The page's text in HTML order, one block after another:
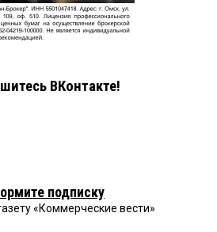
ВКонтакте!
подписку
«Коммерческие вести»